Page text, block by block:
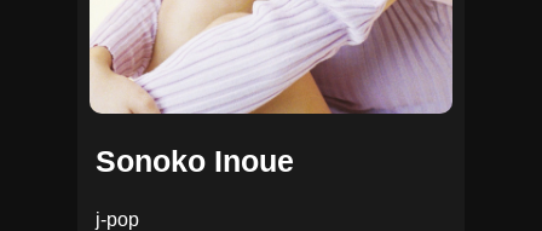
Sonoko Inoue
j-pop